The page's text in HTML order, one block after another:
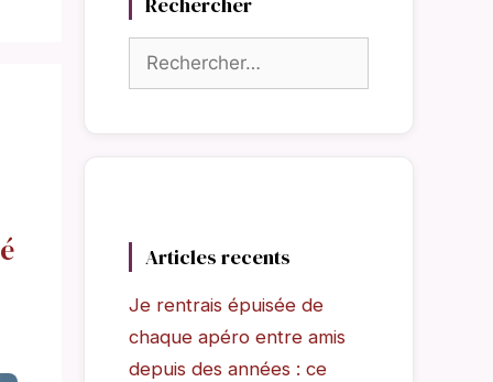
Rechercher :
Articles recents
Je rentrais épuisée de
chaque apéro entre amis
depuis des années : ce